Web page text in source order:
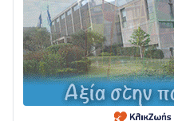
04/08 • 12:08
Σε φουλ ρυθμούς το
| Αυτοψία Καββαδά
03/08 • 11:11
Με Αρχιερατική
Μεταμορφώσεως του